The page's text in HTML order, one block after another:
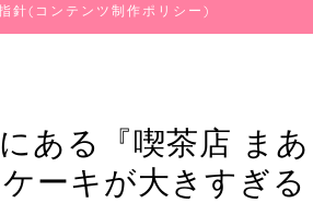
針(コンテンツ制作ポリシー)
ある『喫茶店 ま
ーキが大きすぎる